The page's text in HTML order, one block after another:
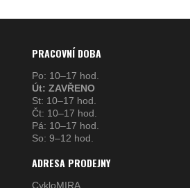
PRACOVNÍ DOBA
Po: 10–17 hod.
Út: ZAVŘENO
St: 10–17 hod.
Čt: 10–17 hod.
Pá: 10–17 hod.
So: 9–12 hod.
ADRESA PRODEJNY
CykloMIRA